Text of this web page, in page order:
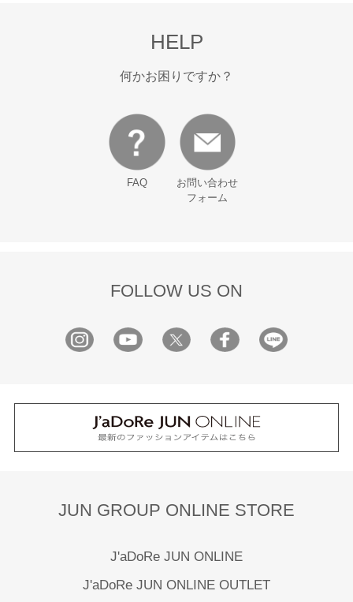
HELP
何かお困りですか？
FAQ
お問い合わせ
フォーム
FOLLOW US ON
JUN GROUP ONLINE STORE
J'aDoRe JUN ONLINE
J'aDoRe JUN ONLINE OUTLET